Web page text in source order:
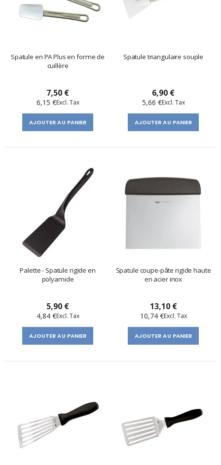
Spatule en PA Plus en forme de
cuillère
7,50 €
6,15 €
AJOUTER AU PANIER
Spatule triangulaire souple
6,90 €
5,66 €
AJOUTER AU PANIER
Palette - Spatule rigide en
polyamide
5,90 €
4,84 €
AJOUTER AU PANIER
Spatule coupe-pâte rigide haute
en acier inox
13,10 €
10,74 €
AJOUTER AU PANIER